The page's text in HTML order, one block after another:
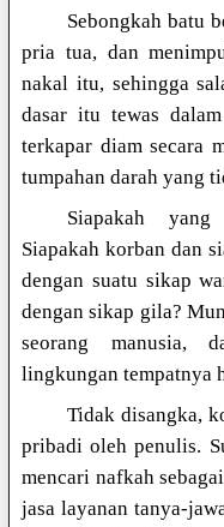
Sebongkah batu
pria tua, dan
nakal itu, sehingga
dasar itu tewas
terkapar diam secara
tumpahan darah yang
Siapakah
Siapakah korban dan
dengan suatu sikap
dengan sikap gila?
seorang manusia,
lingkungan tempatnya
Tidak disangka,
pribadi oleh penulis.
mencari nafkah
jasa layanan tanya-